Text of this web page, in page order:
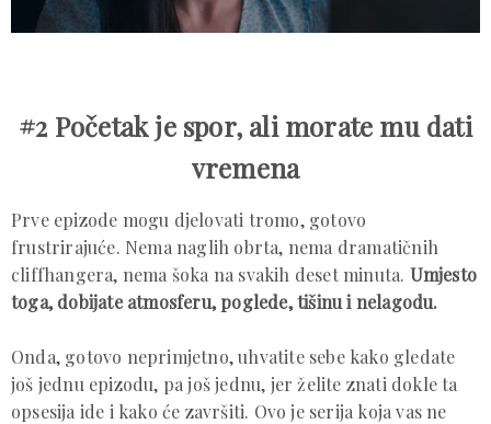
#2 Početak je spor, ali morate mu dati
vremena
Prve epizode mogu djelovati tromo, gotovo
frustrirajuće. Nema naglih obrta, nema dramatičnih
cliffhangera, nema šoka na svakih deset minuta. Umjesto
toga, dobijate atmosferu, poglede, tišinu i nelagodu.
Onda, gotovo neprimjetno, uhvatite sebe kako gledate
još jednu epizodu, pa još jednu, jer želite znati dokle ta
opsesija ide i kako će završiti. Ovo je serija koja vas ne